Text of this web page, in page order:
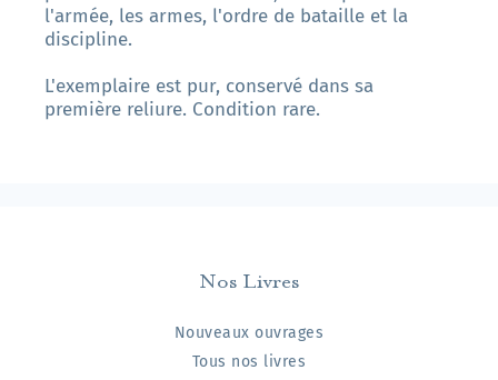
l'armée, les armes, l'ordre de bataille et la
discipline.
L'exemplaire est pur, conservé dans sa
première reliure. Condition rare.
Nos Livres
Nouveaux ouvrages
Tous nos livres